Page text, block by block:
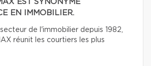
EST SYNONYME
EN IMMOBILIER.
de l'immobilier depuis 1982,
réunit les courtiers les plus